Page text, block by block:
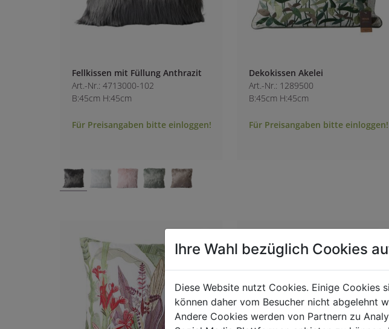
Fellkissen mit Füllung Anthrazit
Art.-Nr.: 4713000-102
B:45cm H:45cm
Für Preisangaben bitte einloggen!
Dekokissen Akelei
Art.-Nr.: 1289500
B:45cm H:45cm
Für Preisangaben bitte einloggen!
Ihre Wahl bezüglich Cookies
Diese Website nutzt Cookies. Einige Cookies
können daher vom Besucher nicht abgelehnt
Andere Cookies werden von Partnern zu